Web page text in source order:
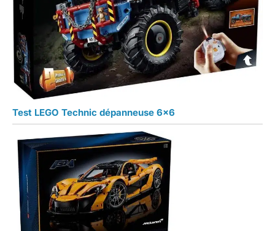
Test LEGO Technic dépanneuse 6×6